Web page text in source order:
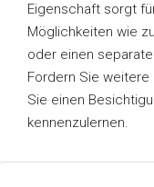
Eigenschaft sorgt
Möglichkeiten wie
oder einen
Fordern Sie
Sie einen
kennenzulernen.